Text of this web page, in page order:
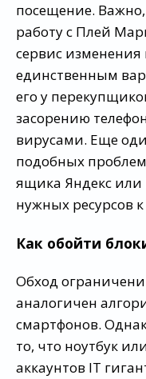
посещение.
работу с Плей
сервис изменения
единственным
его у
засорению
вирусами. Еще
подобных
ящика Яндекс или
нужных ресурсов
Как обойти
Обход
аналогичен
смартфонов.
то, что ноутбук
аккаунтов IT